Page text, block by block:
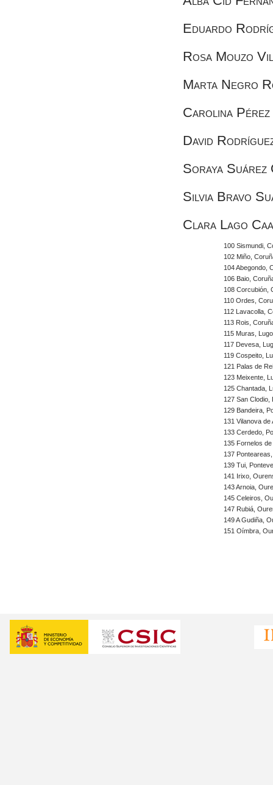
Eduardo
Rosa Mouzo
Marta Negro
Carolina
David
Soraya Suárez
Silvia Bravo
Clara Lago
100 Sismundi,
102 Miño,
104 Abegondo,
106 Baio,
108 Corcubión,
110 Ordes,
112 Lavacolla,
113 Rois,
115 Muras, Lugo
117 Devesa,
119 Cospeito,
121 Palas de
123 Meixente,
125 Chantada,
127 San Clodio,
129 Bandeira,
131 Vilanova
133 Cerdedo,
135 Fornelos
137
139 Tui,
141 Irixo,
143 Arnoia,
145 Celeiros,
147 Rubiá,
149 A Gudiña,
151 Oímbra,